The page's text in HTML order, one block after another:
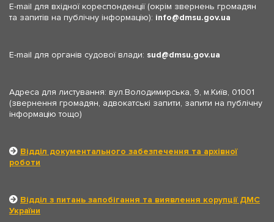
E-mail для вхідної кореспонденції (окрім звернень громадян
та запитів на публічну інформацію): info dmsu.gov.ua
E-mail для органів судової влади: sud dmsu.gov.ua
Адреса для листування: вул.Володимирська, 9, м.Київ, 01001
(звернення громадян, адвокатські запити, запити на публічну
інформацію тощо)
Відділ документального забезпечення та архівної
роботи
Відділ з питань запобігання та виявлення корупції ДМС
України